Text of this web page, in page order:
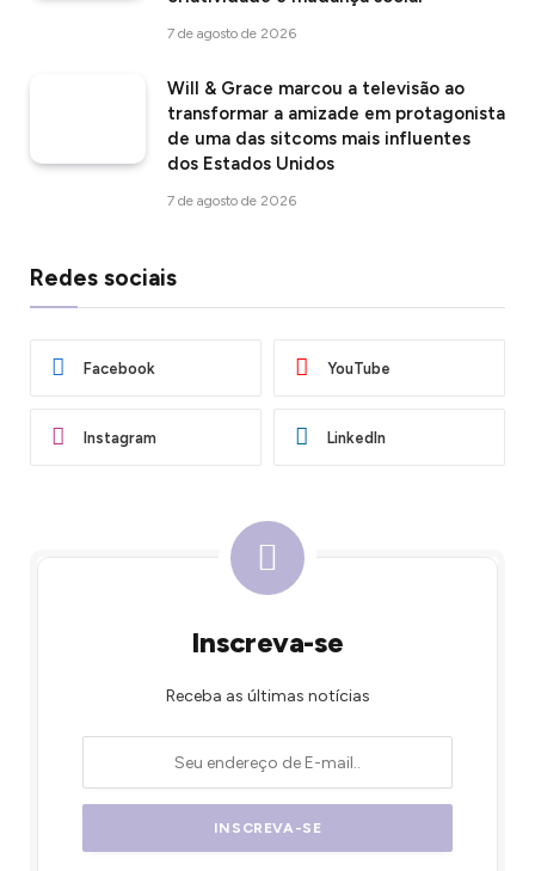
7 de agosto de 2026
Will & Grace marcou a televisão ao
transformar a amizade em protagonista
de uma das sitcoms mais influentes
dos Estados Unidos
7 de agosto de 2026
Redes sociais
Facebook YouTube
Instagram LinkedIn
Inscreva-se
Receba as últimas notícias